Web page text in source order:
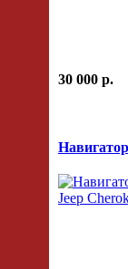
30 000 p.